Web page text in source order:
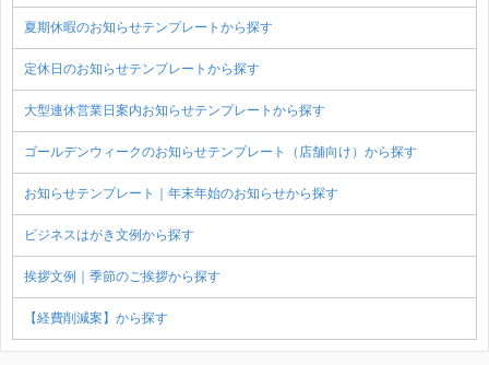
夏期休暇のお知らせテンプレートから探す
定休日のお知らせテンプレートから探す
大型連休営業日案内お知らせテンプレートから探す
ゴールデンウィークのお知らせテンプレート（店舗向け）から探す
お知らせテンプレート｜年末年始のお知らせから探す
ビジネスはがき文例から探す
挨拶文例｜季節のご挨拶から探す
【経費削減案】から探す